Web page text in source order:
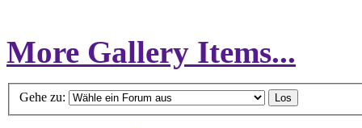
More Gallery Items...
Gehe zu: